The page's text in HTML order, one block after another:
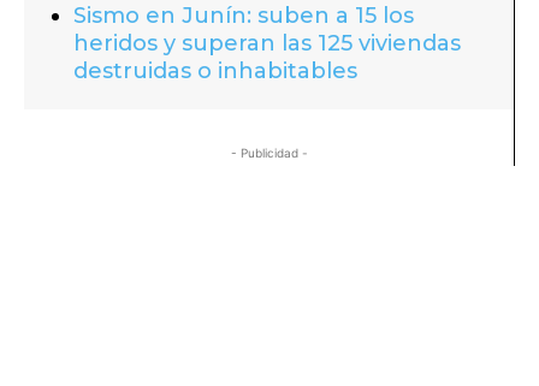
Sismo en Junín: suben a 15 los
heridos y superan las 125 viviendas
destruidas o inhabitables
- Publicidad -